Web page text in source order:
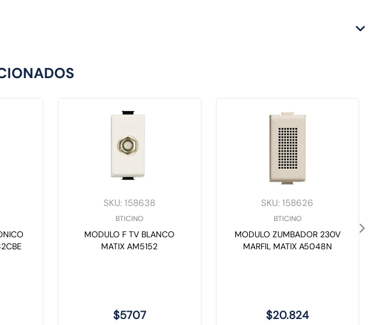
SKU:158638
BTICINO
MODULO F TV BLANCO
MATIX AM5152
$5707
SKU:158626
BTICINO
MODULO ZUMBADOR 230V
MARFIL MATIX A5048N
$20.824